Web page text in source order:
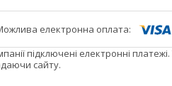
підключені електронні
сайту.